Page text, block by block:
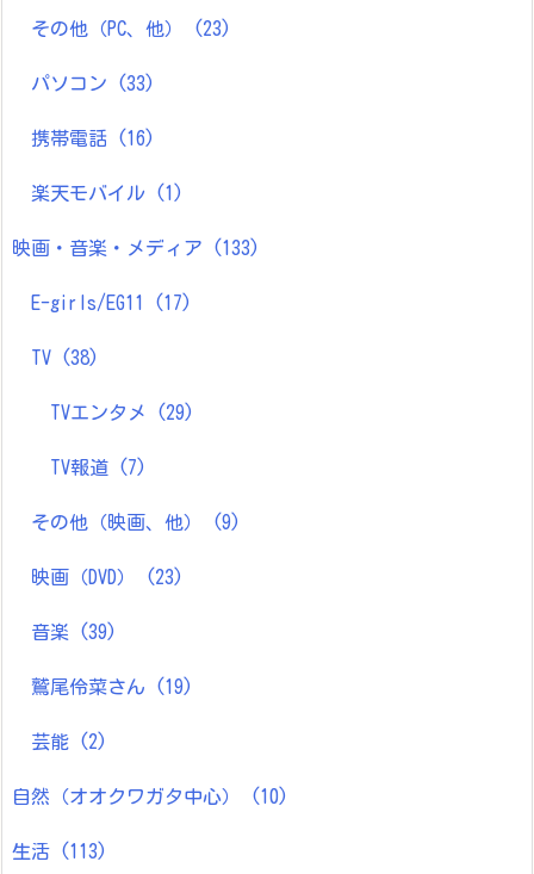
その他（PC、他） (23)
パソコン (33)
携帯電話 (16)
楽天モバイル (1)
映画・音楽・メディア (133)
E-girls/EG11 (17)
TV (38)
TVエンタメ (29)
TV報道 (7)
その他（映画、他） (9)
映画（DVD） (23)
音楽 (39)
鷲尾伶菜さん (19)
芸能 (2)
自然（オオクワガタ中心） (10)
生活 (113)